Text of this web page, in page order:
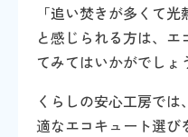
「追い焚きが多くて光
と感じられる方は、
てみてはいかがでしょ
くらしの安心工房で
適なエコキュート選び